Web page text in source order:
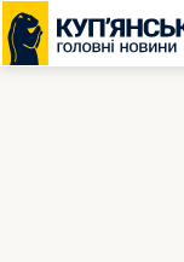
Перейти
до
вмісту